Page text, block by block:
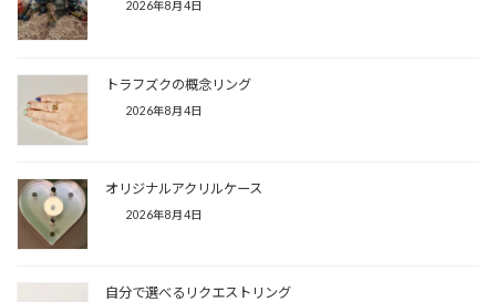
2026年8月4日
トラフズクの概念リング
2026年8月4日
オリジナルアクリルケース
2026年8月4日
自分で選べるリクエストリング